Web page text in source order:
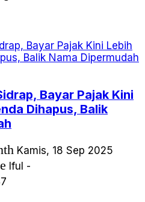
Bayar Pajak Kini
Dihapus, Balik
Kamis, 18 Sep 2025
Iful -